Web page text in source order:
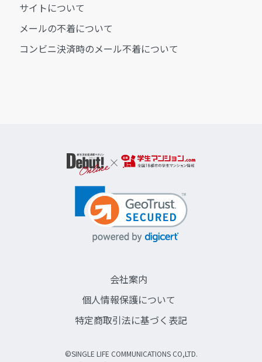
サイトについて
メールの不着について
コンビニ決済時のメール不着について
会社案内
個人情報保護について
特定商取引法に基づく表記
©SINGLE LIFE COMMUNICATIONS CO,LTD.